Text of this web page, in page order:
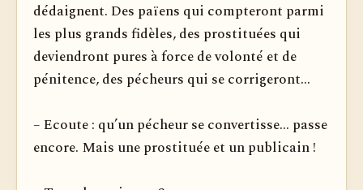
dédaignent. Des païens qui compteront parmi
les plus grands fidèles, des prostituées qui
deviendront pures à force de volonté et de
pénitence, des pécheurs qui se corrigeront...
– Ecoute : qu’un pécheur se convertisse... passe
encore. Mais une prostituée et un publicain !